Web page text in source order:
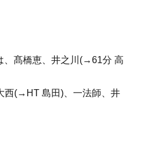
、髙橋恵、井之川(→61分 高
西(→HT 島田)、一法師、井